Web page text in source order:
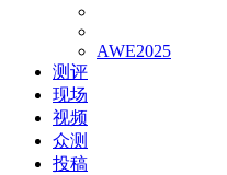
AWE2025
测评
现场
视频
众测
投稿